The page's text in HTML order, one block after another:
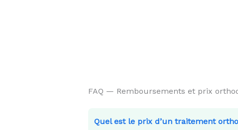
FAQ — Remboursements et prix
Quel est le prix d’un traitement